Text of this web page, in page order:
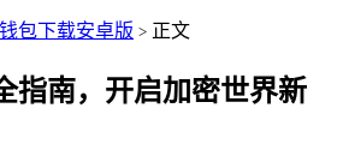
包下载安卓版 > 正文
指南，开启加密世界新